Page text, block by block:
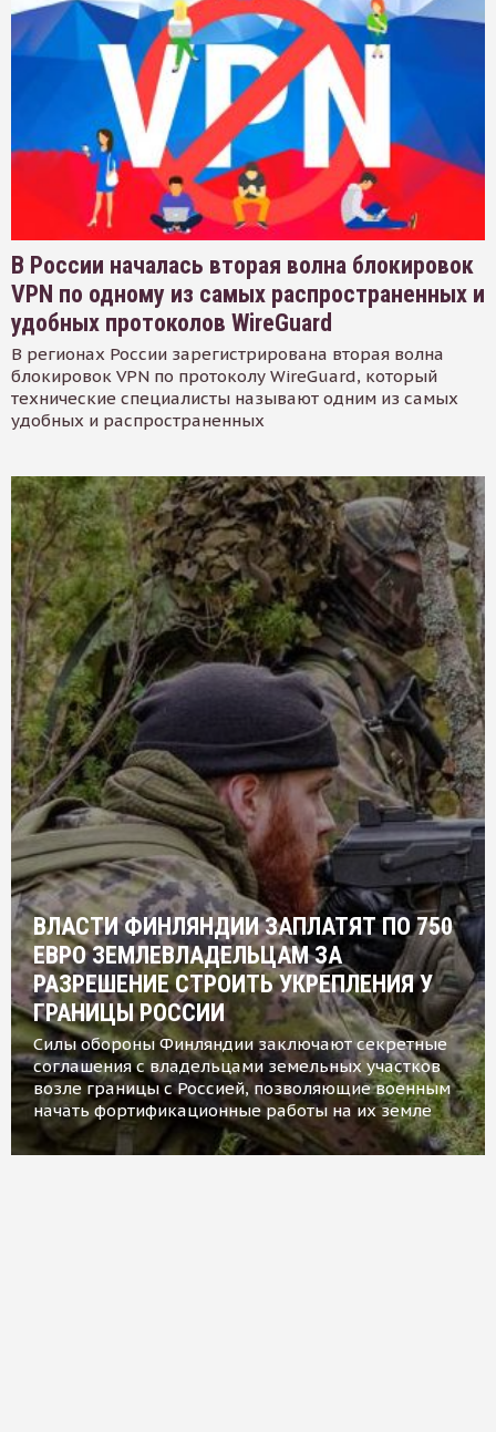
В России началась вторая волна блокировок
VPN по одному из самых распространенных и
удобных протоколов WireGuard
В регионах России зарегистрирована вторая волна
блокировок VPN по протоколу WireGuard, который
технические специалисты называют одним из самых
удобных и распространенных
ВЛАСТИ ФИНЛЯНДИИ ЗАПЛАТЯТ ПО 750
ЕВРО ЗЕМЛЕВЛАДЕЛЬЦАМ ЗА
РАЗРЕШЕНИЕ СТРОИТЬ УКРЕПЛЕНИЯ У
ГРАНИЦЫ РОССИИ
Силы обороны Финляндии заключают секретные
соглашения с владельцами земельных участков
возле границы с Россией, позволяющие военным
начать фортификационные работы на их земле